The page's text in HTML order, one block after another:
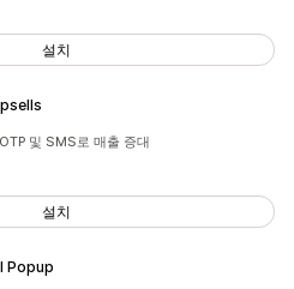
설치
및 SMS로 매출 증대
설치
Popup